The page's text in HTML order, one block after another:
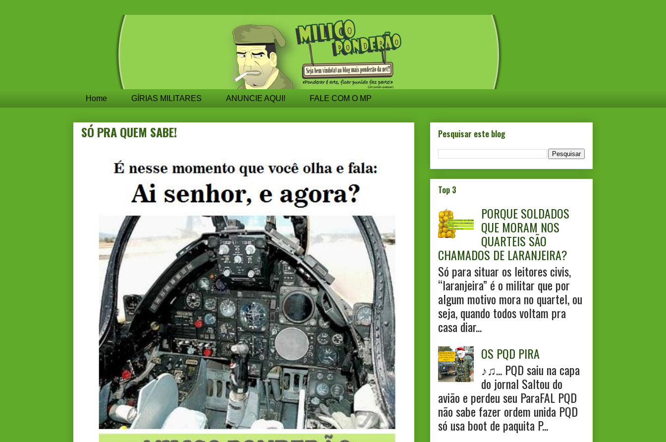
Home GÍRIAS MILITARES ANUNCIE AQUI! FALE COM O MP
SÓ PRA QUEM SABE! Pesquisar este blog
Top 3
PORQUE SOLDADOS
QUE MORAM NOS
QUARTEIS SÃO
CHAMADOS DE LARANJEIRA?
Só para situar os leitores civis,
“laranjeira” é o militar que por
algum motivo mora no quartel, ou
seja, quando todos voltam pra
casa diar...
OS PQD PIRA
♪♫... PQD saiu na capa
do jornal Saltou do
avião e perdeu seu ParaFAL PQD
não sabe fazer ordem unida PQD
só usa boot de paquita P...